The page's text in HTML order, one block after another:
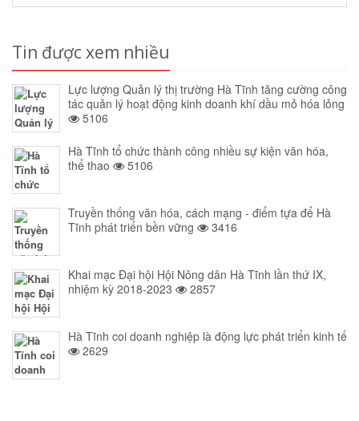
Tin được xem nhiều
Lực lượng Quản lý thị trường Hà Tĩnh tăng cường công
tác quản lý hoạt động kinh doanh khí dầu mỏ hóa lỏng
5106
Hà Tĩnh tổ chức thành công nhiều sự kiện văn hóa,
thể thao
5106
Truyền thống văn hóa, cách mạng - điểm tựa để Hà
Tĩnh phát triển bền vững
3416
Khai mạc Đại hội Hội Nông dân Hà Tĩnh lần thứ IX,
nhiệm kỳ 2018-2023
2857
Hà Tĩnh coi doanh nghiệp là động lực phát triển kinh tế
2629